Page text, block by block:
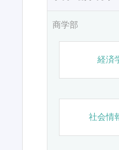
商学部
経済
社会情